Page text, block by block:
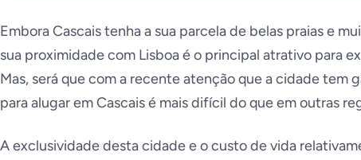
Embora Cascais tenha a sua parcela de belas praias e
sua proximidade com Lisboa é o principal atrativo para
Mas, será que com a recente atenção que a cidade tem
para alugar em Cascais é mais difícil do que em outras
A exclusividade desta cidade e o custo de vida